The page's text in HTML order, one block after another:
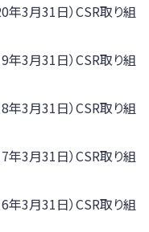
3月31日）CSR取り組
3月31日）CSR取り組
3月31日）CSR取り組
3月31日）CSR取り組
3月31日）CSR取り組